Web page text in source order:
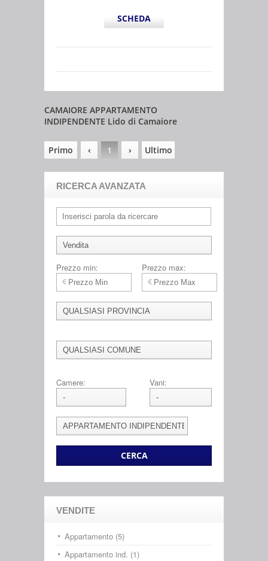
SCHEDA
CAMAIORE APPARTAMENTO
INDIPENDENTE Lido di Camaiore
Primo ‹ 1 › Ultimo
RICERCA AVANZATA
Prezzo min: Prezzo max:
Camere: Vani:
VENDITE
Appartamento (5)
Appartamento ind. (1)